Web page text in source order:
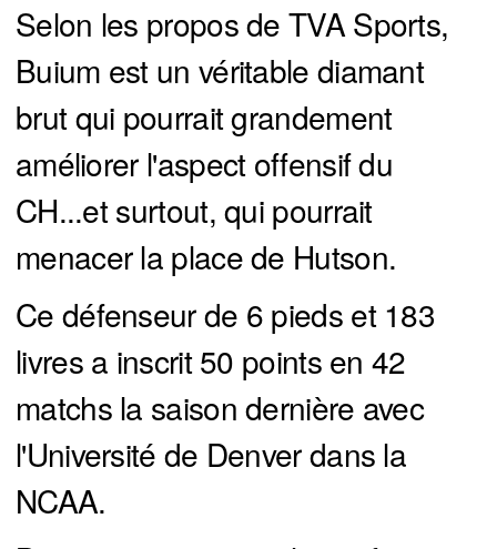
Selon les propos de TVA Sports,
Buium est un véritable diamant
brut qui pourrait grandement
améliorer l'aspect offensif du
CH...et surtout, qui pourrait
menacer la place de Hutson.
Ce défenseur de 6 pieds et 183
livres a inscrit 50 points en 42
matchs la saison dernière avec
l'Université de Denver dans la
NCAA.